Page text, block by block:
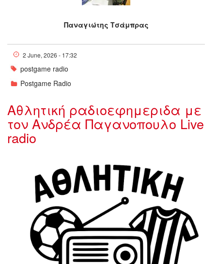
Παναγιώτης Τσάμπρας
2 June, 2026 - 17:32
postgame radio
Postgame Radio
Αθλητική ραδιοεφημεριδα με
τον Ανδρέα Παγανοπουλο Live
radio
Messenger_creation_5FBF5841-
7E7A-4F81-A716-
7C459B4B30F7.jpeg